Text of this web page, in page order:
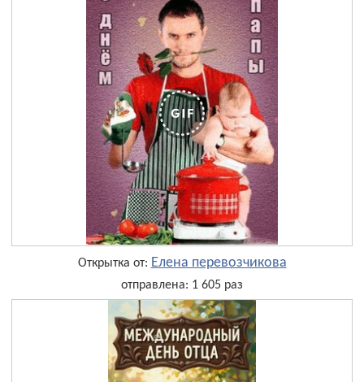
Открытка от: Елена перевозчикова
отправлена: 1 605 раз